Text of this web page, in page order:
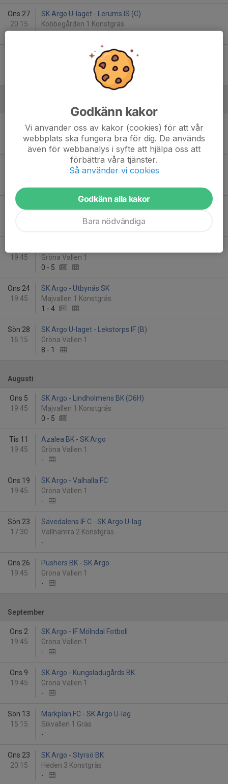
Ons 27
20:15
SK Argo U-laget - Lerums IS (C)
Kobbegården 1 Konstgräs
Styrsö BK - SK Argo
Styrsöplan 1 Gräs
Ons 3
SK Argo - Bergums IF
Majvallen 1 Konstgräs
2- 2
SK Argo - Donsö IS
Majvallen 1 Konstgräs
Sön 14
19:45
Gröna Vallen 1
0 - 5
Ons 24
19:45
SK Argo - Utbynäs SK
Majvallen 1 Konstgräs
1 - 4
Sön 28
16:15
SK Argo U-laget - Lekstorps IF (B)
Gröna Vallen 1
8 - 1
Augusti
Ons 5
19:45
SK Argo - Lindholmens BK (D6H)
Majvallen 1 Konstgräs
0 - 5
Tis 11
19:45
Azalea BK - SK Argo
Gröna Vallen 1
-
Ons 19
19:45
SK Argo - Valhalla FC
Gröna Vallen 1
-
Sön 23
17:30
Sävedalens IF C - SK Argo U-lag
Vallhamra 2 Konstgräs
-
Ons 26
19:45
Pushers BK - SK Argo
Gröna Vallen 1
-
September
Ons 2
19:45
SK Argo - IF Mölndal Fotboll
Gröna Vallen 1
-
Ons 9
19:45
SK Argo - Kungsladugårds BK
Gröna Vallen 1
-
Sön 13
15:15
Markplan FC - SK Argo U-lag
Sikvallen 1 Gräs
-
Ons 23
20:15
SK Argo - Styrsö BK
Heden 3 Konstgräs
-
Godkänn kakor
Vi använder oss av kakor (cookies) för att vår
webbplats ska fungera bra för dig. De används
även för webbanalys i syfte att hjälpa oss att
förbättra våra tjänster.
Så använder vi cookies
Godkänn alla kakor
Bara nödvändiga